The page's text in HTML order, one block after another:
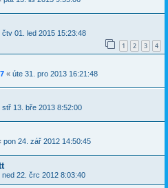
čtv 01. led 2015 15:23:48
1 2 3 4
« úte 31. pro 2013 16:21:48
stř 13. bře 2013 8:52:00
pon 24. zář 2012 14:50:45
ned 22. črc 2012 8:03:40